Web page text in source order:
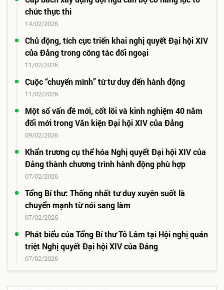
chức thực thi
14/02/2026
Chủ động, tích cực triển khai nghị quyết Đại hội XIV
của Đảng trong công tác đối ngoại
11/02/2026
Cuộc “chuyển mình” từ tư duy đến hành động
11/02/2026
Một số vấn đề mới, cốt lõi và kinh nghiệm 40 năm
đổi mới trong Văn kiện Đại hội XIV của Đảng
09/02/2026
Khẩn trương cụ thể hóa Nghị quyết Đại hội XIV của
Đảng thành chương trình hành động phù hợp
07/02/2026
Tổng Bí thư: Thống nhất tư duy xuyên suốt là
chuyển mạnh từ nói sang làm
07/02/2026
Phát biểu của Tổng Bí thư Tô Lâm tại Hội nghị quán
triệt Nghị quyết Đại hội XIV của Đảng
07/02/2026